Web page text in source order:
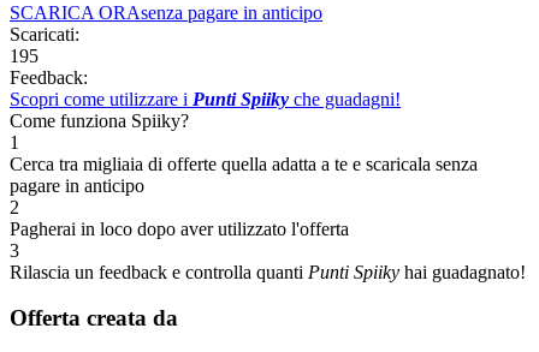
SCARICA ORAsenza pagare in anticipo
Scaricati:
195
Feedback:
Scopri come utilizzare i Punti Spiiky che guadagni!
Come funziona Spiiky?
1
Cerca tra migliaia di offerte quella adatta a te e scaricala senza
pagare in anticipo
2
Pagherai in loco dopo aver utilizzato l'offerta
3
Rilascia un feedback e controlla quanti Punti Spiiky hai guadagnato!
Offerta creata da